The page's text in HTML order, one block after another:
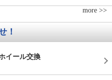
more >>
！
イール交換